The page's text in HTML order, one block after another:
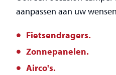
aanpassen aan uw
Fietsendragers.
Zonnepanelen.
Airco's.